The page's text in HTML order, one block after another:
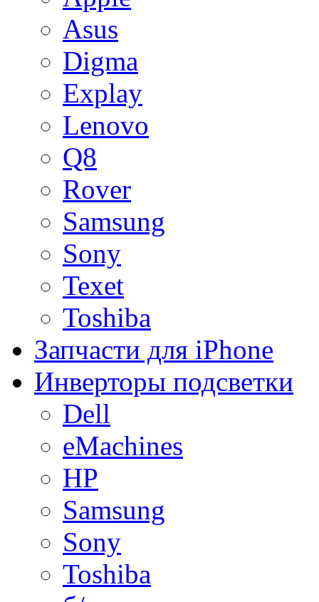
Asus
Digma
Explay
Lenovo
Q8
Rover
Samsung
Sony
Texet
Toshiba
Запчасти для iPhone
Инверторы подсветки
Dell
eMachines
HP
Samsung
Sony
Toshiba